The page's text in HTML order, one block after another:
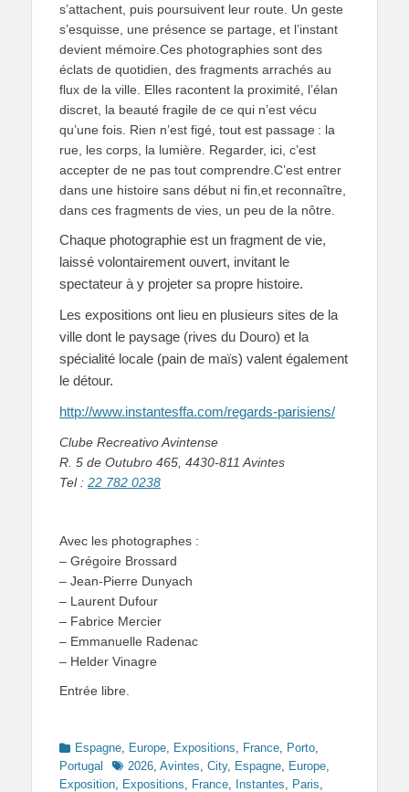
s’attachent, puis poursuivent leur route. Un geste
s’esquisse, une présence se partage, et l’instant
devient mémoire.Ces photographies sont des
éclats de quotidien, des fragments arrachés au
flux de la ville. Elles racontent la proximité, l’élan
discret, la beauté fragile de ce qui n’est vécu
qu’une fois. Rien n’est figé, tout est passage : la
rue, les corps, la lumière. Regarder, ici, c’est
accepter de ne pas tout comprendre.C’est entrer
dans une histoire sans début ni fin,et reconnaître,
dans ces fragments de vies, un peu de la nôtre.
Chaque photographie est un fragment de vie,
laissé volontairement ouvert, invitant le
spectateur à y projeter sa propre histoire.
Les expositions ont lieu en plusieurs sites de la
ville dont le paysage (rives du Douro) et la
spécialité locale (pain de maïs) valent également
le détour.
http://www.instantesffa.com/regards-parisiens/
Clube Recreativo Avintense
R. 5 de Outubro 465, 4430-811 Avintes
Tel : 22 782 0238
Avec les photographes :
– Grégoire Brossard
– Jean-Pierre Dunyach
– Laurent Dufour
– Fabrice Mercier
– Emmanuelle Radenac
– Helder Vinagre
Entrée libre.
Categories
Espagne Europe Expositions France Porto
Portugal
Tags2026 Avintes City, Espagne Europe
Exposition Expositions France Instantes Paris